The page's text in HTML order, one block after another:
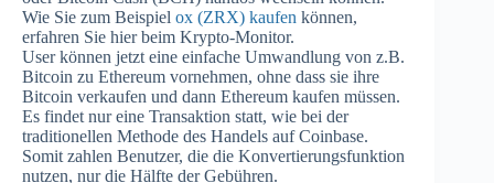
Wie Sie zum Beispiel ox (ZRX) kaufen können,
erfahren Sie hier beim Krypto-Monitor.
User können jetzt eine einfache Umwandlung von z.B.
Bitcoin zu Ethereum vornehmen, ohne dass sie ihre
Bitcoin verkaufen und dann Ethereum kaufen müssen.
Es findet nur eine Transaktion statt, wie bei der
traditionellen Methode des Handels auf Coinbase.
Somit zahlen Benutzer, die die Konvertierungsfunktion
nutzen, nur die Hälfte der Gebühren.